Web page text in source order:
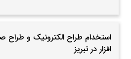
استخدام طراح الکترونیک و
افزار در تبریز